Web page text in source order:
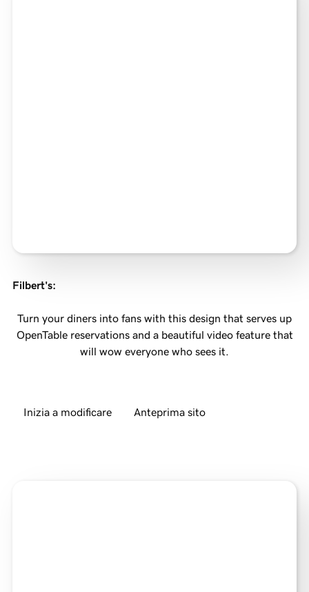
Filbert's:
Turn your diners into fans with this design that serves up
OpenTable reservations and a beautiful video feature that
will wow everyone who sees it.
Inizia a modificare Anteprima sito